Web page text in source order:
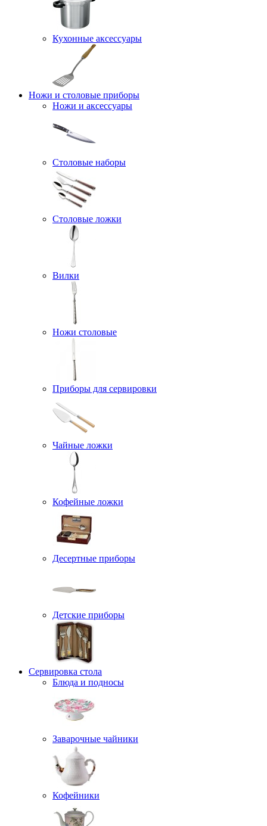
Кухонные аксессуары
Ножи и столовые приборы
Ножи и аксессуары
Столовые наборы
Столовые ложки
Вилки
Ножи столовые
Приборы для сервировки
Чайные ложки
Кофейные ложки
Десертные приборы
Детские приборы
Сервировка стола
Блюда и подносы
Заварочные чайники
Кофейники